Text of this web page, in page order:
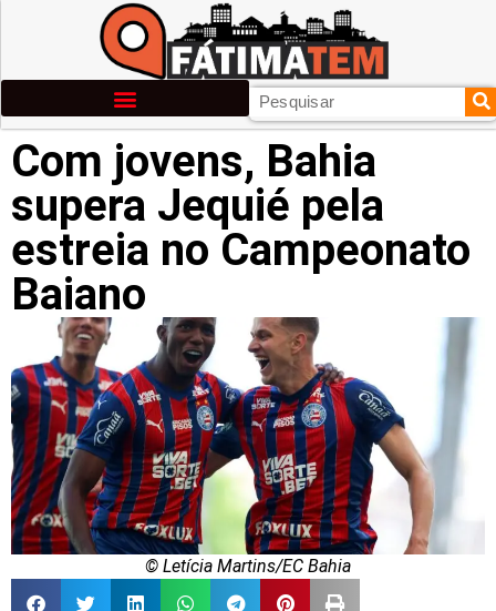
Com jovens, Bahia
supera Jequié pela
estreia no Campeonato
Baiano
© Letícia Martins/EC Bahia